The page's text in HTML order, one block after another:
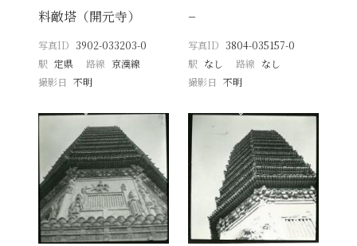
料敵塔（開元寺）
写真ID 3902-033203-0
駅 定県 路線 京漢線
撮影日
不明
−
写真ID 3804-035157-0
駅 なし 路線 なし
撮影日 不明